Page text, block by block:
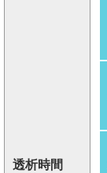
透析時間